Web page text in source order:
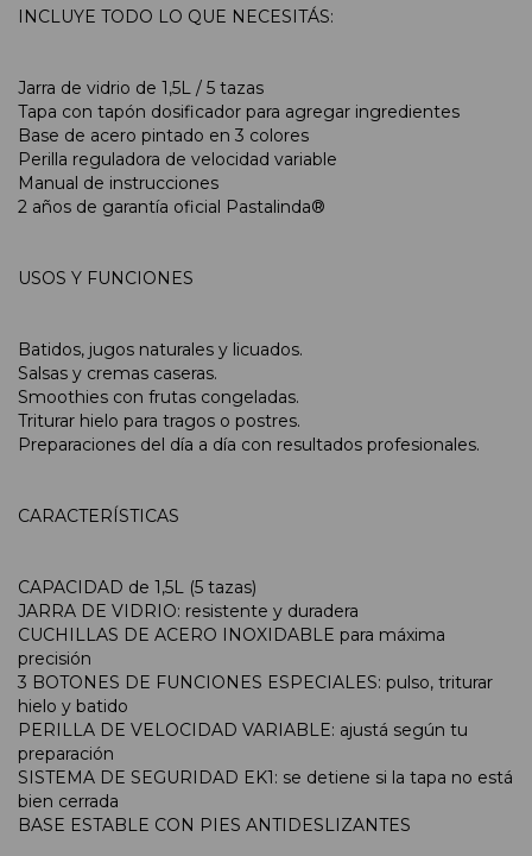
INCLUYE TODO LO QUE NECESITÁS:
Jarra de vidrio de 1,5L / 5 tazas
Tapa con tapón dosificador para agregar ingredientes
Base de acero pintado en 3 colores
Perilla reguladora de velocidad variable
Manual de instrucciones
2 años de garantía oficial Pastalinda®
USOS Y FUNCIONES
Batidos, jugos naturales y licuados.
Salsas y cremas caseras.
Smoothies con frutas congeladas.
Triturar hielo para tragos o postres.
Preparaciones del día a día con resultados profesionales.
CARACTERÍSTICAS
CAPACIDAD de 1,5L (5 tazas)
JARRA DE VIDRIO: resistente y duradera
CUCHILLAS DE ACERO INOXIDABLE para máxima
precisión
3 BOTONES DE FUNCIONES ESPECIALES: pulso, triturar
hielo y batido
PERILLA DE VELOCIDAD VARIABLE: ajustá según tu
preparación
SISTEMA DE SEGURIDAD EK1: se detiene si la tapa no está
bien cerrada
BASE ESTABLE CON PIES ANTIDESLIZANTES